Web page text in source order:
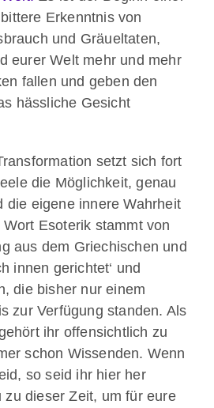
Erkenntnis von
und Gräueltaten,
eurer Welt mehr und mehr
fallen und geben den
hässliche Gesicht
setzt sich fort
die Möglichkeit, genau
die eigene innere Wahrheit
Esoterik stammt von
aus dem Griechischen und
innen gerichtet‘ und
die bisher nur einem
zur Verfügung standen. Als
ihr offensichtlich zu
schon Wissenden. Wenn
so seid ihr hier her
zu dieser Zeit, um für eure